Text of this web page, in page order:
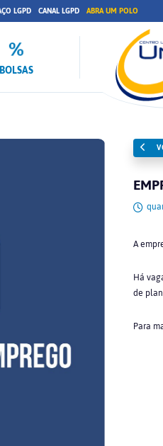
LGPD CANAL LGPD ABRA UM POLO
BOLSAS
A
Há
de
Para